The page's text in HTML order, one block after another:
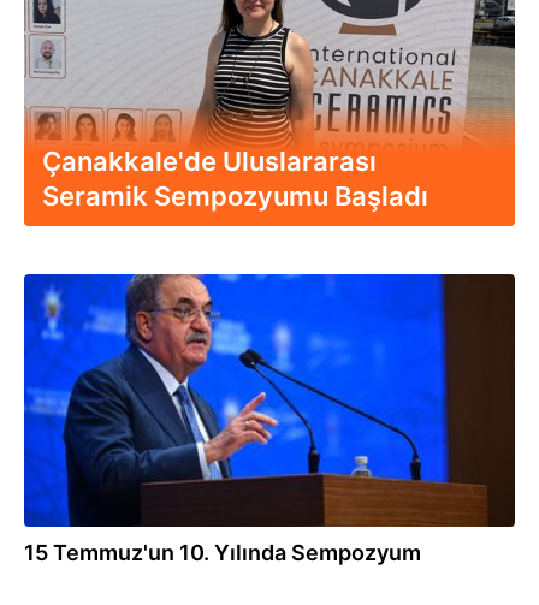
Çanakkale'de Uluslararası
Seramik Sempozyumu Başladı
14.07.2026
15 Temmuz'un 10. Yılında Sempozyum